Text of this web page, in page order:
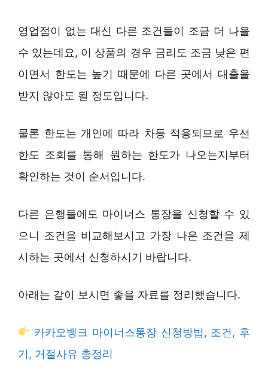
영업점이 없는 대신 다른 조건들이 조금 더 나을
수 있는데요, 이 상품의 경우 금리도 조금 낮은 편
이면서 한도는 높기 때문에 다른 곳에서 대출을
받지 않아도 될 정도입니다.
물론 한도는 개인에 따라 차등 적용되므로 우선
한도 조회를 통해 원하는 한도가 나오는지부터
확인하는 것이 순서입니다.
다른 은행들에도 마이너스 통장을 신청할 수 있
으니 조건을 비교해보시고 가장 나은 조건을 제
시하는 곳에서 신청하시기 바랍니다.
아래는 같이 보시면 좋을 자료를 정리했습니다.
카카오뱅크 마이너스통장 신청방법, 조건, 후
기, 거절사유 총정리